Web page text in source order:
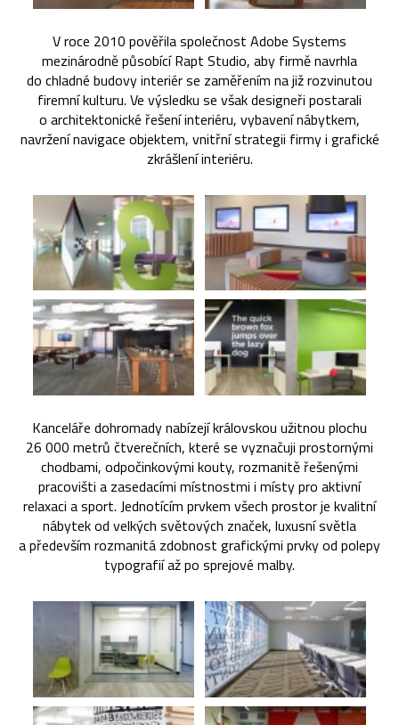
V roce 2010 pověřila společnost Adobe Systems
mezinárodně působící Rapt Studio, aby firmě navrhla
do chladné budovy interiér se zaměřením na již rozvinutou
firemní kulturu. Ve výsledku se však designeři postarali
o architektonické řešení interiéru, vybavení nábytkem,
navržení navigace objektem, vnitřní strategii firmy i grafické
zkrášlení interiéru.
Kanceláře dohromady nabízejí královskou užitnou plochu
26 000 metrů čtverečních, které se vyznačuji prostornými
chodbami, odpočinkovými kouty, rozmanitě řešenými
pracovišti a zasedacími místnostmi i místy pro aktivní
relaxaci a sport. Jednotícím prvkem všech prostor je kvalitní
nábytek od velkých světových značek, luxusní světla
a především rozmanitá zdobnost grafickými prvky od polepy
typografií až po sprejové malby.